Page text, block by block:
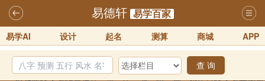
易德轩 易学百家
易学AI 设计 起名 测算 商城 APP
查 询
2026年化太岁锦囊属马、鼠、牛、龙、兔、狗、鸡生肖化太岁开始预